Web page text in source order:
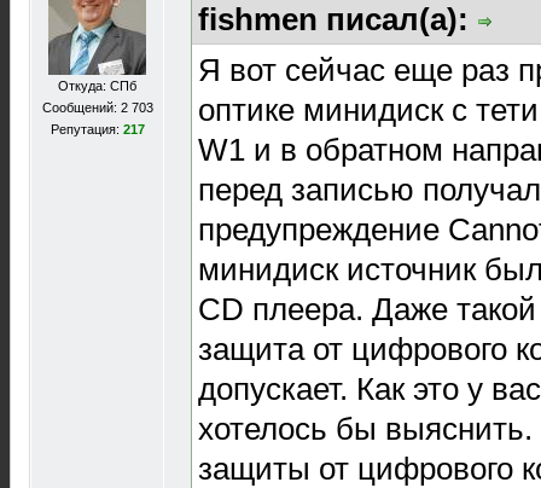
Откуда: СПб
Сообщений: 2 703
Репутация: 217
fishmen писал(а):
Я вот сейчас еще раз
оптике минидиск с
W1 и в обратном
перед записью
предупреждение
минидиск источник
CD плеера. Даже
защита от цифрового
допускает. Как это у
хотелось бы выяснить.
защиты от цифрового